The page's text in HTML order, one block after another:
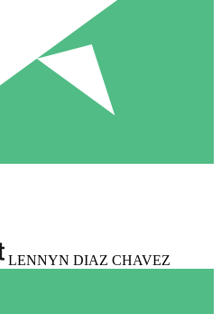
LENNYN DIAZ CHAVEZ